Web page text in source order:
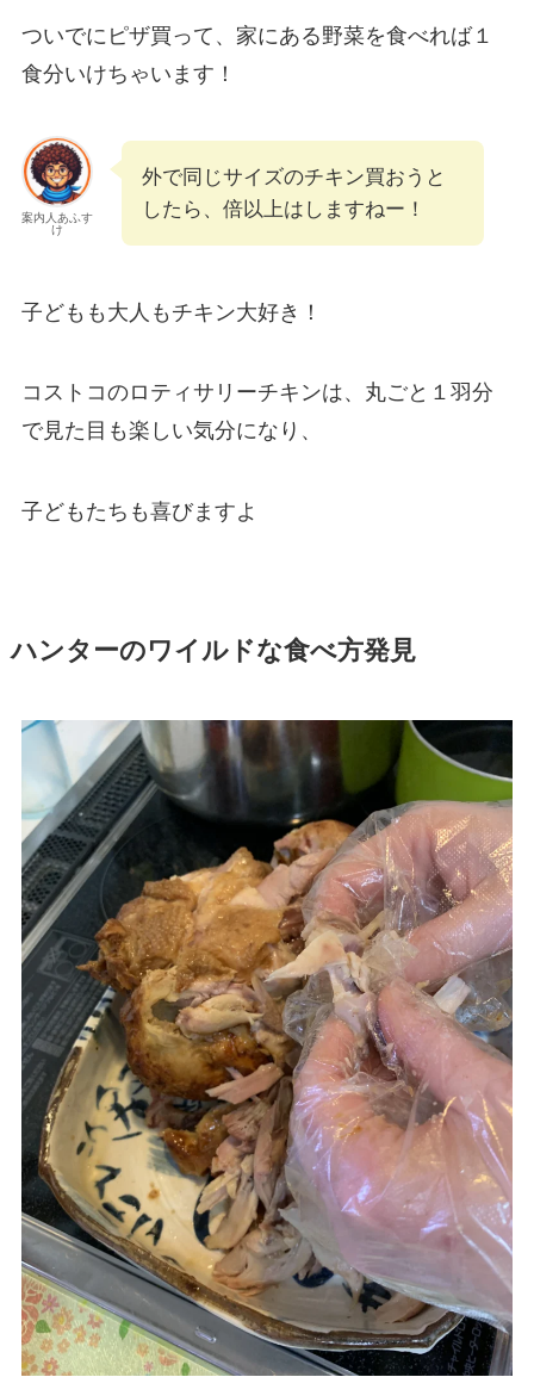
ついでにピザ買って、家にある野菜を食べれば１
食分いけちゃいます！
案内人あふす
け
外で同じサイズのチキン買おうと
したら、倍以上はしますねー！
子どもも大人もチキン大好き！
コストコのロティサリーチキンは、丸ごと１羽分
で見た目も楽しい気分になり、
子どもたちも喜びますよ
ハンターのワイルドな食べ方発見